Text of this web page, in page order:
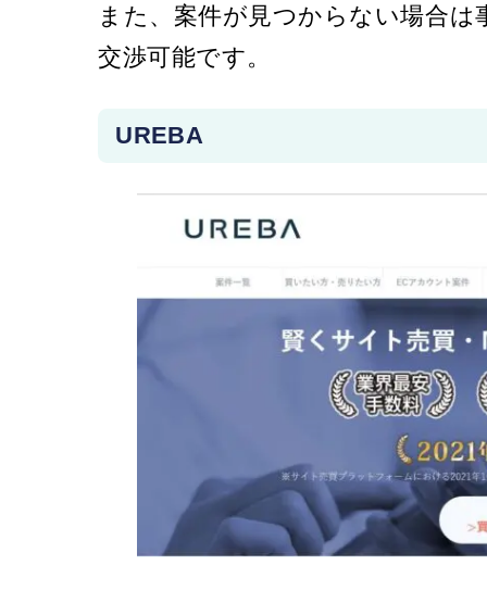
また、案件が見つからない場合
交渉可能です。
UREBA